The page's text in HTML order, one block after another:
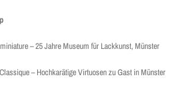
– 25 Jahre Museum für Lackkunst, Münster
– Hochkarätige Virtuosen zu Gast in Münster